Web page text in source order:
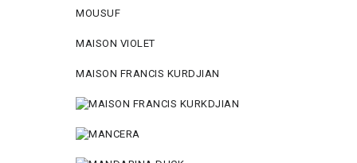
MOUSUF
MAISON VIOLET
MAISON FRANCIS KURDJIAN